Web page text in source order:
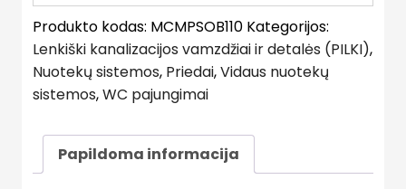
Produkto kodas: MCMPSOB110 Kategorijos:
Lenkiški kanalizacijos vamzdžiai ir detalės (PILKI),
Nuotekų sistemos, Priedai,Vidaus nuotekų
sistemos,WC pajungimai
Papildoma informacija